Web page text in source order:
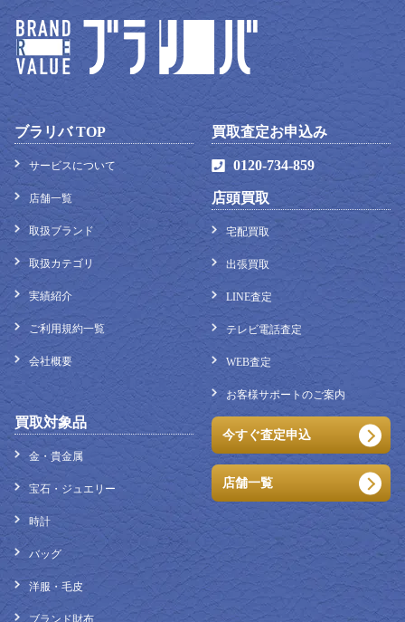
ブラリバ TOP
サービスについて
店舗一覧
取扱ブランド
取扱カテゴリ
実績紹介
ご利用規約一覧
会社概要
買取対象品
金・貴金属
宝石・ジュエリー
時計
バッグ
洋服・毛皮
ブランド財布
店頭買取
宅配買取
出張買取
LINE査定
テレビ電話査定
WEB査定
お客様サポートのご案内
0120-734-859
今すぐ査定申込
店舗一覧